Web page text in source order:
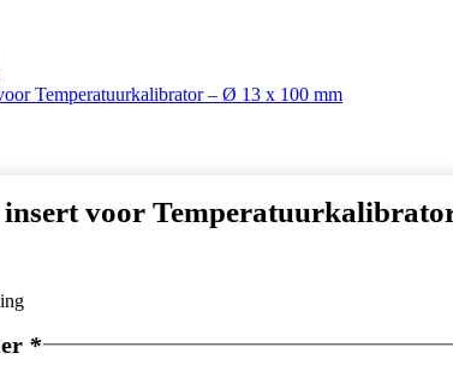
Temperatuurkalibrator – Ø 13 x 100 mm
voor
*